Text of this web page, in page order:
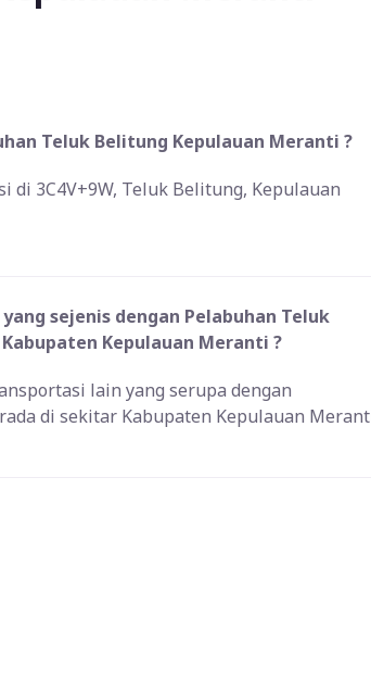
Teluk Belitung Kepulauan Meranti ?
3C4V+9W, Teluk Belitung, Kepulauan
sejenis dengan Pelabuhan Teluk
Kepulauan Meranti ?
lain yang serupa dengan
di sekitar Kabupaten Kepulauan